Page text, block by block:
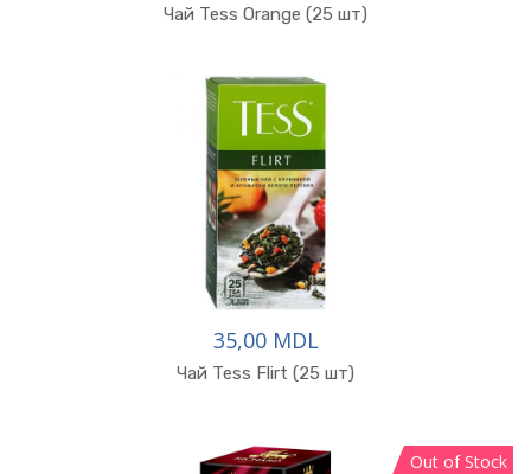
Чай Tess Orange (25 шт)
35,00 MDL
Чай Tess Flirt (25 шт)
Out of Stock